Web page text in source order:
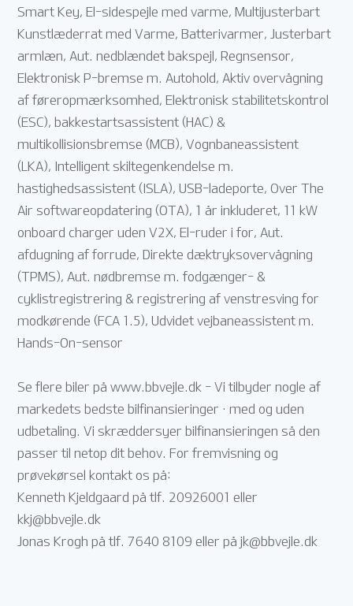
Smart Key, El-sidespejle med varme, Multijusterbart
Kunstlæderrat med Varme, Batterivarmer, Justerbart
armlæn, Aut. nedblændet bakspejl, Regnsensor,
Elektronisk P-bremse m. Autohold, Aktiv overvågning
af føreropmærksomhed, Elektronisk stabilitetskontrol
(ESC), bakkestartsassistent (HAC) &
multikollisionsbremse (MCB), Vognbaneassistent
(LKA), Intelligent skiltegenkendelse m.
hastighedsassistent (ISLA), USB-ladeporte, Over The
Air softwareopdatering (OTA), 1 år inkluderet, 11 kW
onboard charger uden V2X, El-ruder i for, Aut.
afdugning af forrude, Direkte dæktryksovervågning
(TPMS), Aut. nødbremse m. fodgænger- &
cyklistregistrering & registrering af venstresving for
modkørende (FCA 1.5), Udvidet vejbaneassistent m.
Hands-On-sensor
Se flere biler på www.bbvejle.dk - Vi tilbyder nogle af
markedets bedste bilfinansieringer · med og uden
udbetaling. Vi skræddersyer bilfinansieringen så den
passer til netop dit behov. For fremvisning og
prøvekørsel kontakt os på:
Kenneth Kjeldgaard på tlf. 20926001 eller
kkj@bbvejle.dk
Jonas Krogh på tlf. 7640 8109 eller påjk@bbvejle.dk